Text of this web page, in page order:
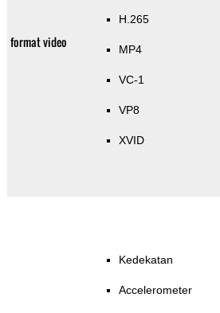
format video
H.265
MP4
VC-1
VP8
XVID
Kedekatan
Accelerometer